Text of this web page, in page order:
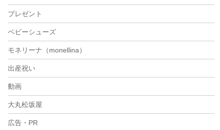
プレゼント
ベビーシューズ
モネリーナ（monellina）
出産祝い
動画
大丸松坂屋
広告・PR